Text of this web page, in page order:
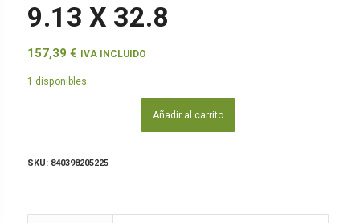
9.13 X 32.8
157,39 € IVA INCLUIDO
1 disponibles
Añadir al carrito
SKU: 840398205225